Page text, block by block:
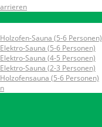
Sauna (5-6 Personen)
Sauna (5-6 Personen)
Sauna (4-5 Personen)
Sauna (2-3 Personen)
(5-6 Personen)